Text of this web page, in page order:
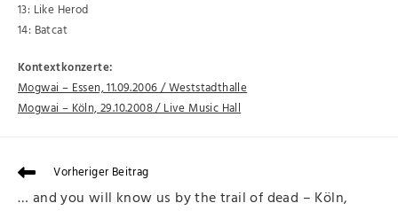
13: Like Herod
14: Batcat
Kontextkonzerte:
Mogwai – Essen, 11.09.2006 / Weststadthalle
Mogwai – Köln, 29.10.2008 / Live Music Hall
Vorheriger Beitrag
… and you will know us by the trail of dead – Köln,